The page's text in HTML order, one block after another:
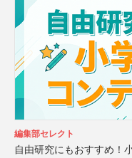
編集部セレクト
自由研究にもおすすめ！